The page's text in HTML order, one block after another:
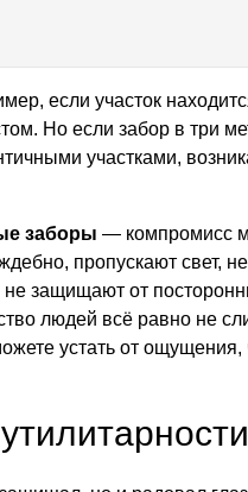
если участок
Но если забор в три
участками,
заборы — компромисс
пропускают свет,
защищают от
людей всё равно не
устать от ощущения,